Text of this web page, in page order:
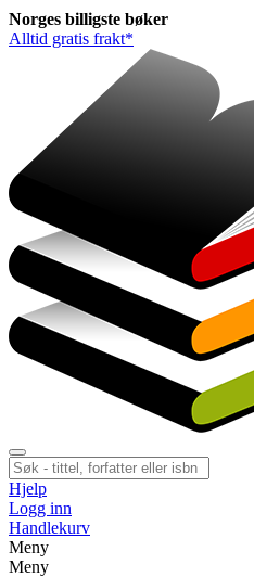
Norges billigste bøker
Alltid gratis frakt*
Hjelp
Logg inn
Handlekurv
Meny
Meny